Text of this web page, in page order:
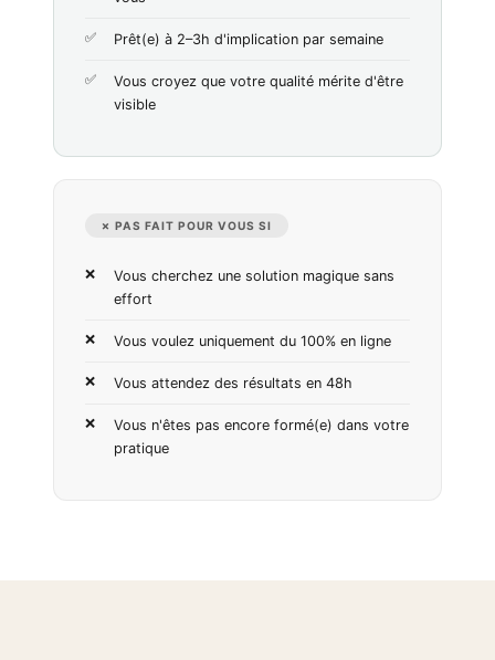
Prêt(e) à 2–3h d'implication par semaine
Vous croyez que votre qualité mérite d'être
visible
✗ PAS FAIT POUR VOUS SI
Vous cherchez une solution magique sans
effort
Vous voulez uniquement du 100% en ligne
Vous attendez des résultats en 48h
Vous n'êtes pas encore formé(e) dans votre
pratique